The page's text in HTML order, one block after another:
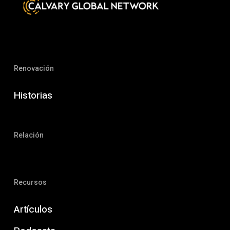
Renovación
Historias
Relación
Recursos
Artículos